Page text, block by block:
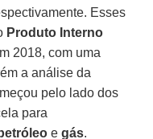
Esses
Produto Interno
2018, com uma
a análise da
pelo lado dos
para
egás.